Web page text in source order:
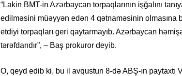
“Lakin BMT-in Azərbaycan torpaqlarının işğalını
edilməsini müəyyən edən 4 qətnaməsinin olmasına
etdiyi torpaqları geri qaytarmayıb. Azərbaycan
tərəfdarıdır”, – Baş prokuror deyib.
O, qeyd edib ki, bu il avqustun 8-də ABŞ-ın paytaxtı